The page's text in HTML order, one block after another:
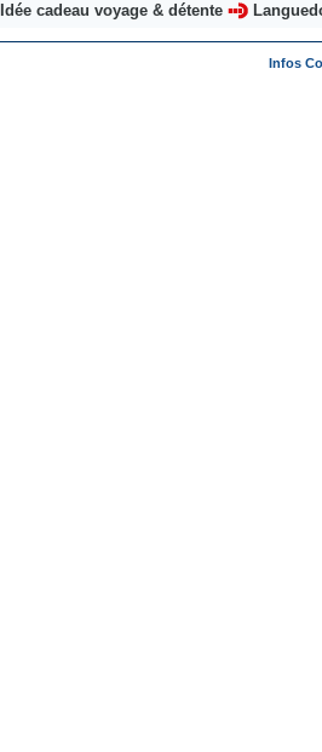
Idée cadeau voyage & détente
Infos